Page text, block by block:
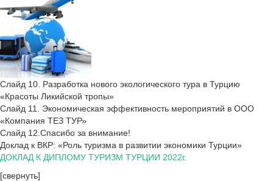
Слайд 10. Разработка нового экологического тура в Турцию
«Красоты Ликийской тропы»
Слайд 11. Экономическая эффективность мероприятий в ООО
«Компания ТЕЗ ТУР»
Слайд 12.Спасибо за внимание!
Доклад к ВКР: «Роль туризма в развитии экономики Турции»
ДОКЛАД К ДИПЛОМУ ТУРИЗМ ТУРЦИИ 2022г.
[свернуть]